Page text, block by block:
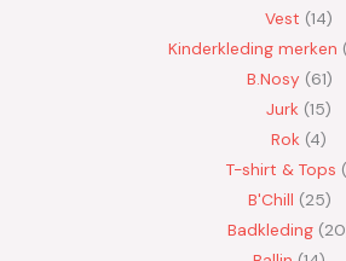
Vest 14
Kinderkleding merken
B.Nosy 61
Jurk 15
Rok 4
T-shirt & Tops
B'Chill 25
Badkleding 20